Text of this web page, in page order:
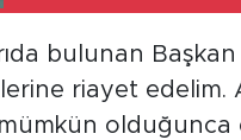
bulunan
riayet edelim.
mümkün